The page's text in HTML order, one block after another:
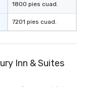
1800 pies cuad.
7201 pies cuad.
Inn & Suites